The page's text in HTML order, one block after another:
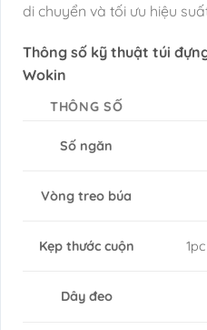
di chuyển và tối ưu hiệu
Thông số kỹ thuật túi
Wokin
THÔNG SỐ
Số ngăn
Vòng treo búa
Kẹp thước cuộn
Dây đeo